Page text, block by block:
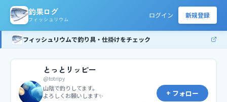
釣果ログ
フィッシュリウム
ログイン 新規登録
フィッシュリウムで釣り具・仕掛けをチェック
とっとリッピー
@totripy
山陰で釣りしてます。
よろしくお願いします✨
+ フォロー